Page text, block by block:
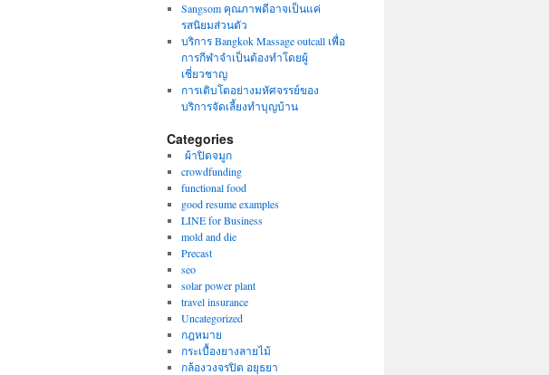
Sangsom คุณภาพดีอาจเป็นแค่
รสนิยมส่วนตัว
บริการ Bangkok Massage outcall เพื่อ
การกีฬาจำเป็นต้องทำโดยผู้
เชี่ยวชาญ
การเติบโตอย่างมหัศจรรย์ของ
บริการจัดเลี้ยงทำบุญบ้าน
Categories
ผ้าปิดจมูก
crowdfunding
functional food
good resume examples
LINE for Business
mold and die
Precast
seo
solar power plant
travel insurance
Uncategorized
กฎหมาย
กระเบื้องยางลายไม้
กล้องวงจรปิด อยุธยา